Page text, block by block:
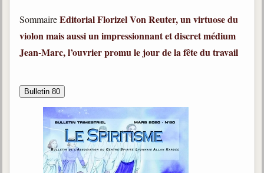
SommaireEditorialFlorizel Von Reuter, un virtuose du
violon mais aussi un impressionnant et discret médium
Jean-Marc, l’ouvrier promu le jour de la fête du travail
Bulletin 80